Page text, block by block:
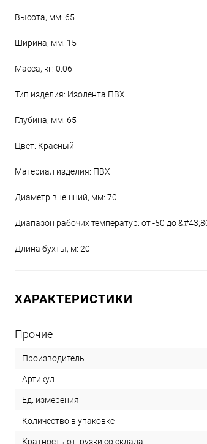
Высота, мм: 65
Ширина, мм: 15
Масса, кг: 0.06
Тип изделия: Изолента ПВХ
Глубина, мм: 65
Цвет: Красный
Материал изделия: ПВХ
Диаметр внешний, мм: 70
Диапазон рабочих температур: от -50 до
Длина бухты, м: 20
ХАРАКТЕРИСТИКИ
Прочие
Производитель
Артикул
Ед. измерения
Количество в упаковке
Кратность отгрузки со склада